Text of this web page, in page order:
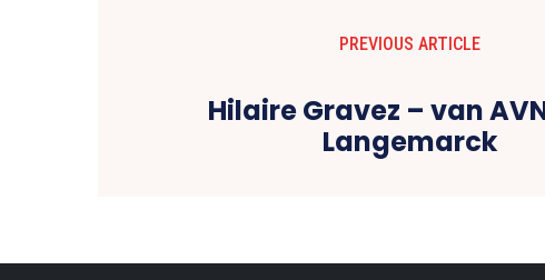
PREVIOUS ARTICLE
Hilaire Gravez – van
Langemarck